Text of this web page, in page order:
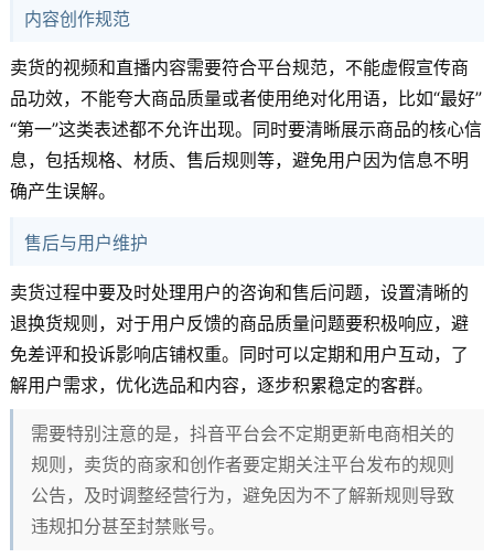
内容创作规范
卖货的视频和直播内容需要符合平台规范，不能虚假宣传商
品功效，不能夸大商品质量或者使用绝对化用语，比如“最好”
“第一”这类表述都不允许出现。同时要清晰展示商品的核心信
息，包括规格、材质、售后规则等，避免用户因为信息不明
确产生误解。
售后与用户维护
卖货过程中要及时处理用户的咨询和售后问题，设置清晰的
退换货规则，对于用户反馈的商品质量问题要积极响应，避
免差评和投诉影响店铺权重。同时可以定期和用户互动，了
解用户需求，优化选品和内容，逐步积累稳定的客群。
需要特别注意的是，抖音平台会不定期更新电商相关的
规则，卖货的商家和创作者要定期关注平台发布的规则
公告，及时调整经营行为，避免因为不了解新规则导致
违规扣分甚至封禁账号。